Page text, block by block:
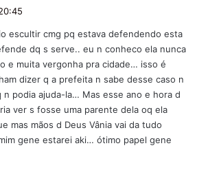
escultir cmg pq estava defendendo esta
dq s serve.. eu n conheco ela nunca
e muita vergonha pra cidade… isso é
dizer q a prefeita n sabe desse caso n
n podia ajuda-la… Mas esse ano e hora d
ver s fosse uma parente dela oq ela
mas mãos d Deus Vânia vai da tudo
gene estarei aki… ótimo papel gene